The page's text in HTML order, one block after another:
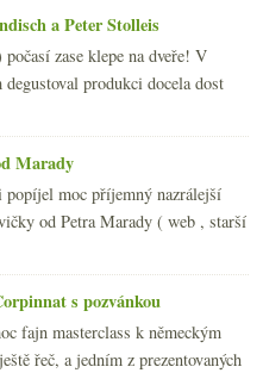
a Peter Stolleis
zase klepe na dveře! V
produkci docela dost
Marady
popíjel moc příjemný nazrálejší
od Petra Marady ( web , starší
s pozvánkou
fajn masterclass k německým
řeč, a jedním z prezentovaných